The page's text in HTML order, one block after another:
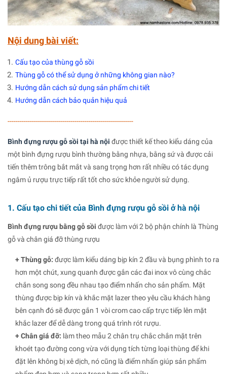
Nội dung bài viết:
Cấu tạo của thùng gỗ sồi
Thùng gỗ có thể sử dụng ở những không gian nào?
Hướng dẫn cách sử dụng sản phẩm chi tiết
Hướng dẫn cách bảo quản hiệu quả
--------------------------------------------------------------
Bình đựng rượu gỗ sồi tại hà nội được thiết kế theo kiểu dáng của
một bình đựng rượu bình thường bằng nhựa, bằng sứ và được cải
tiến thêm trông bắt mắt và sang trọng hơn rất nhiều có tác dụng
ngâm ủ rượu trực tiếp rất tốt cho sức khỏe người sử dụng.
1. Cấu tạo chi tiết của Bình đựng rượu gỗ sồi ở hà nội
Bình đựng rượu bằng gỗ sồi được làm với 2 bộ phận chính là Thùng
gỗ và chân giá đỡ thùng rượu
+ Thùng gỗ: được làm kiểu dáng bịp kín 2 đầu và bụng phình to ra
hơn một chút, xung quanh được gắn các đai inox vô cùng chắc
chắn song song đều nhau tạo điểm nhấn cho sản phẩm. Mặt
thùng được bịp kín và khắc mặt lazer theo yêu cầu khách hàng
bên cạnh đó sẽ được gắn 1 vòi crom cao cấp trực tiếp lên mặt
khắc lazer để dễ dàng trong quá trình rót rượu.
+ Chân giá đỡ: làm theo mẫu 2 chân trụ chắc chắn mặt trên
khoét tạo đường cong vừa với dụng tích từng loại thùng để khi
đặt lên không bị xê dịch, nó cũng là điểm nhấn giúp sản phẩm